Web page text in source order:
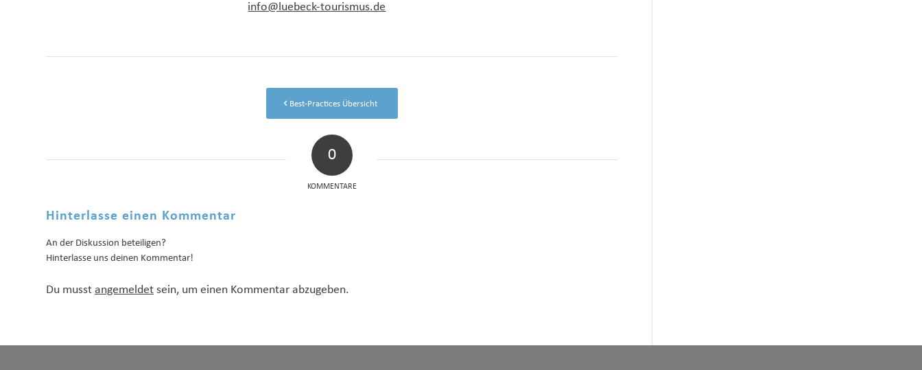
info@luebeck-tourismus.de
Best-Practices Übersicht
0
KOMMENTARE
Hinterlasse einen Kommentar
An der Diskussion beteiligen?
Hinterlasse uns deinen Kommentar!
Du musst angemeldet sein, um einen Kommentar abzugeben.